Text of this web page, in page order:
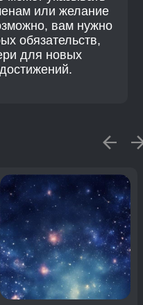
или желание
вам нужно
обязательств,
для новых